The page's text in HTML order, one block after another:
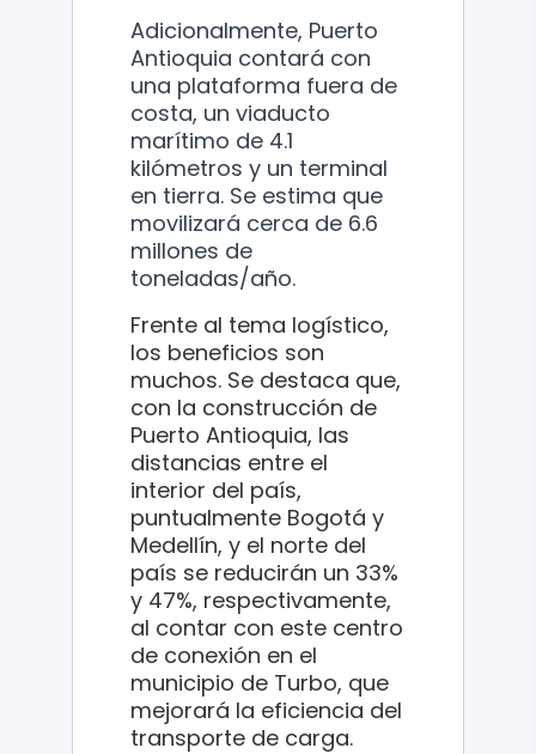
Adicionalmente, Puerto
Antioquia contará con
una plataforma fuera de
costa, un viaducto
marítimo de 4.1
kilómetros y un terminal
en tierra. Se estima que
movilizará cerca de 6.6
millones de
toneladas/año.
Frente al tema logístico,
los beneficios son
muchos. Se destaca que,
con la construcción de
Puerto Antioquia, las
distancias entre el
interior del país,
puntualmente Bogotá y
Medellín, y el norte del
país se reducirán un 33%
y 47%, respectivamente,
al contar con este centro
de conexión en el
municipio de Turbo, que
mejorará la eficiencia del
transporte de carga.